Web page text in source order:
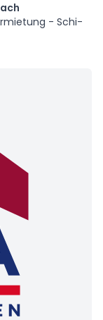
- Schi-